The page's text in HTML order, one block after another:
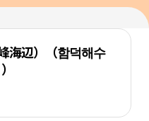
海辺）（함덕해수